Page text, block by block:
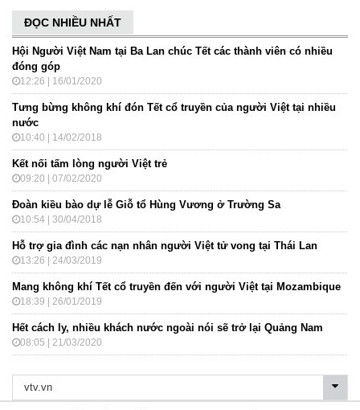
ĐỌC NHIỀU NHẤT
Hội Người Việt Nam tại Ba Lan chúc Tết các thành viên có nhiều
đóng góp
12:26 | 16/01/2020
Tưng bừng không khí đón Tết cổ truyền của người Việt tại nhiều
nước
10:40 | 14/02/2018
Kết nối tấm lòng người Việt trẻ
09:20 | 07/02/2020
Đoàn kiều bào dự lễ Giỗ tổ Hùng Vương ở Trường Sa
10:54 | 30/04/2018
Hỗ trợ gia đình các nạn nhân người Việt tử vong tại Thái Lan
13:26 | 24/03/2019
Mang không khí Tết cổ truyền đến với người Việt tại Mozambique
18:39 | 26/01/2019
Hết cách ly, nhiều khách nước ngoài nói sẽ trở lại Quảng Nam
08:05 | 21/03/2020